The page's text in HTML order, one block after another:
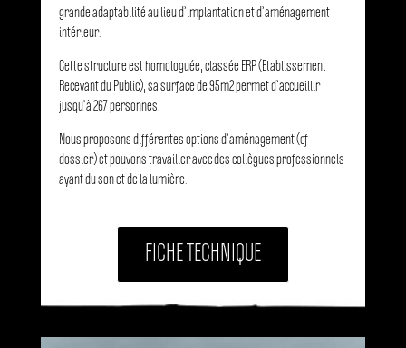
grande adaptabilité au lieu d’implantation et d’aménagement
intérieur.
Cette structure est homologuée, classée ERP (Etablissement
Recevant du Public), sa surface de 95m2 permet d’accueillir
jusqu’à 267 personnes.
Nous proposons différentes options d’aménagement (cf
dossier) et pouvons travailler avec des collègues professionnels
ayant du son et de la lumière.
FICHE TECHNIQUE